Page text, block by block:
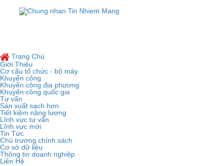
Trang Chủ
Giới Thiệu
Cơ cấu tổ chức - bộ máy
Khuyến công
Khuyến công địa phương
Khuyến công quốc gia
Tư vấn
Sản xuất sạch hơn
Tiết kiệm năng lượng
Lĩnh vực tư vấn
Lĩnh vực mới
Tin Tức
Chủ trương chính sách
Cơ sở dữ liệu
Thông tin doanh nghiệp
Liên Hệ